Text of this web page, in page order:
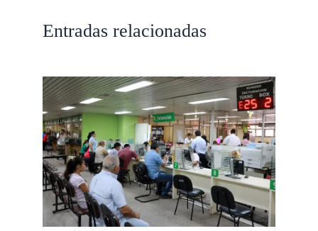
Entradas relacionadas